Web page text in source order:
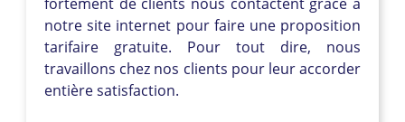
notre site internet pour faire une proposition
tarifaire gratuite. Pour tout dire, nous
travaillons chez nos clients pour leur accorder
entière satisfaction.